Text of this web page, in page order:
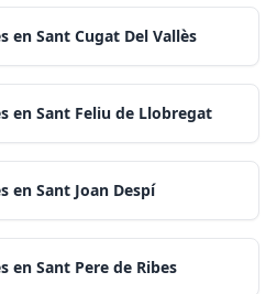
en Sant Cugat Del Vallès
en Sant Feliu de Llobregat
en Sant Joan Despí
en Sant Pere de Ribes